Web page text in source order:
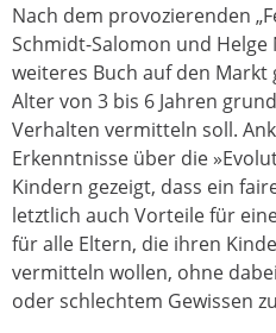
Nach dem provozierenden
Schmidt-Salomon und Helge
weiteres Buch auf den
Alter von 3 bis 6 Jahren
Verhalten vermitteln soll.
Erkenntnisse über die
Kindern gezeigt, dass ein
letztlich auch Vorteile für
für alle Eltern, die ihren
vermitteln wollen, ohne
oder schlechtem Gewissen